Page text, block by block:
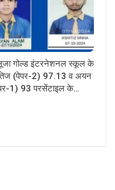
गोल्ड इंटरनेशनल स्कूल के
(पेपर-2) 97.13 व अयन
1) 93 परसेंटाइल के…